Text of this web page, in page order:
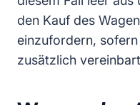
den Kauf des
einzufordern,
zusätzlich